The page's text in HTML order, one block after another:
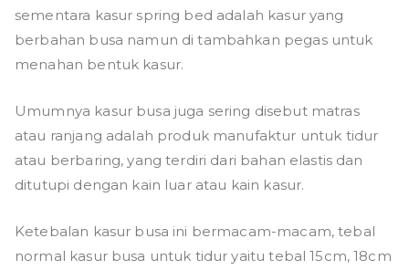
sementara kasur spring bed adalah kasur yang
berbahan busa namun di tambahkan pegas untuk
menahan bentuk kasur.
Umumnya kasur busa juga sering disebut matras
atau ranjang adalah produk manufaktur untuk tidur
atau berbaring, yang terdiri dari bahan elastis dan
ditutupi dengan kain luar atau kain kasur.
Ketebalan kasur busa ini bermacam-macam, tebal
normal kasur busa untuk tidur yaitu tebal 15cm, 18cm